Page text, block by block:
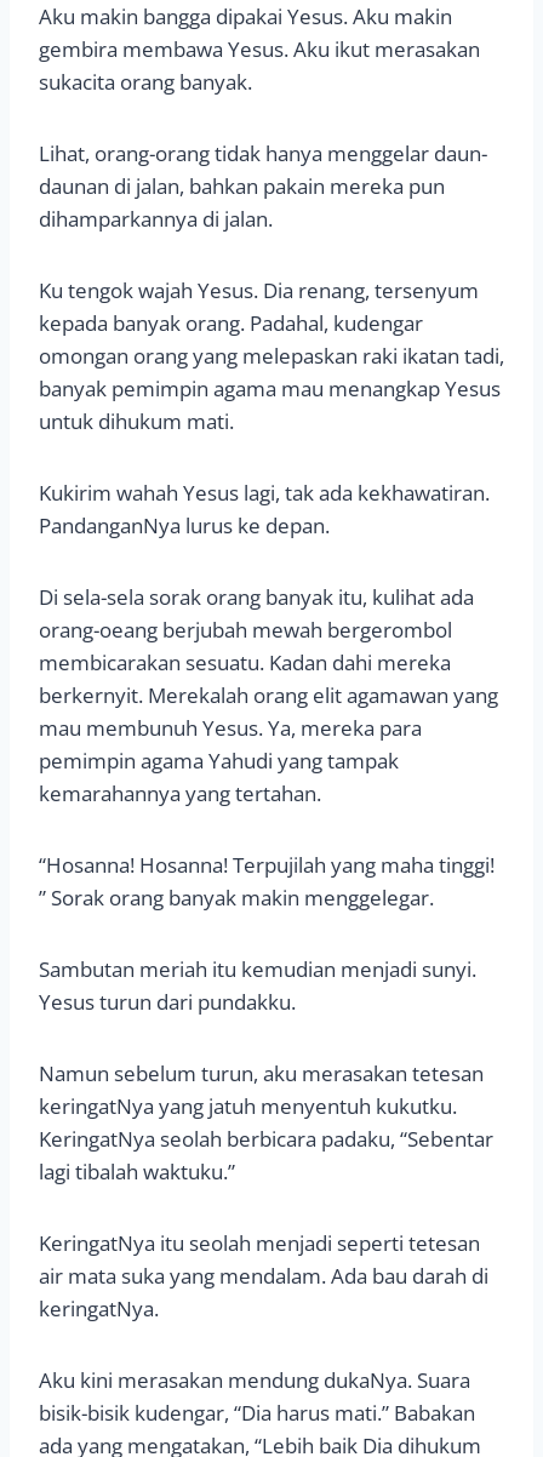
Aku makin bangga dipakai Yesus. Aku makin
gembira membawa Yesus. Aku ikut merasakan
sukacita orang banyak.
Lihat, orang-orang tidak hanya menggelar daun-
daunan di jalan, bahkan pakain mereka pun
dihamparkannya di jalan.
Ku tengok wajah Yesus. Dia renang, tersenyum
kepada banyak orang. Padahal, kudengar
omongan orang yang melepaskan raki ikatan tadi,
banyak pemimpin agama mau menangkap Yesus
untuk dihukum mati.
Kukirim wahah Yesus lagi, tak ada kekhawatiran.
PandanganNya lurus ke depan.
Di sela-sela sorak orang banyak itu, kulihat ada
orang-oeang berjubah mewah bergerombol
membicarakan sesuatu. Kadan dahi mereka
berkernyit. Merekalah orang elit agamawan yang
mau membunuh Yesus. Ya, mereka para
pemimpin agama Yahudi yang tampak
kemarahannya yang tertahan.
“Hosanna! Hosanna! Terpujilah yang maha tinggi!
” Sorak orang banyak makin menggelegar.
Sambutan meriah itu kemudian menjadi sunyi.
Yesus turun dari pundakku.
Namun sebelum turun, aku merasakan tetesan
keringatNya yang jatuh menyentuh kukutku.
KeringatNya seolah berbicara padaku, “Sebentar
lagi tibalah waktuku.”
KeringatNya itu seolah menjadi seperti tetesan
air mata suka yang mendalam. Ada bau darah di
keringatNya.
Aku kini merasakan mendung dukaNya. Suara
bisik-bisik kudengar, “Dia harus mati.” Babakan
ada yang mengatakan, “Lebih baik Dia dihukum